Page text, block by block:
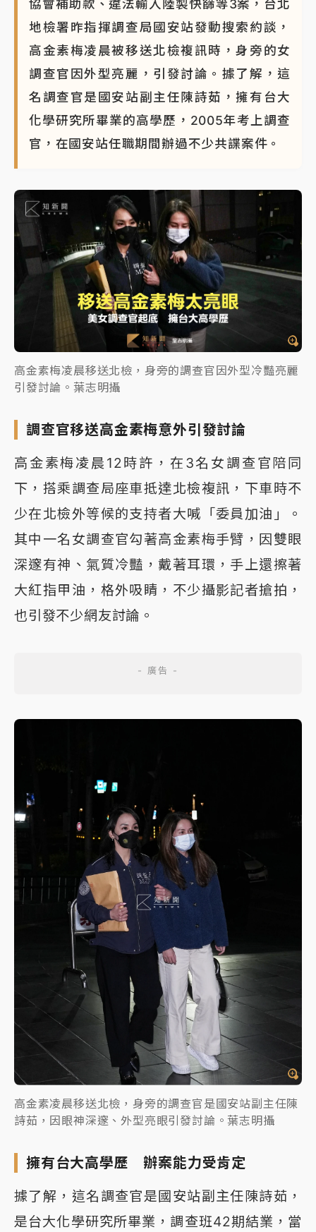
協會補助款、違法輸入陸製快篩等3案，台北
地檢署昨指揮調查局國安站發動搜索約談，
高金素梅凌晨被移送北檢複訊時，身旁的女
調查官因外型亮麗，引發討論。據了解，這
名調查官是國安站副主任陳詩茹，擁有台大
化學研究所畢業的高學歷，2005年考上調查
官，在國安站任職期間辦過不少共諜案件。
高金素梅凌晨移送北檢，身旁的調查官因外型冷豔亮麗
引發討論。葉志明攝
調查官移送高金素梅意外引發討論
高金素梅凌晨12時許，在3名女調查官陪同
下，搭乘調查局座車抵達北檢複訊，下車時不
少在北檢外等候的支持者大喊「委員加油」。
其中一名女調查官勾著高金素梅手臂，因雙眼
深邃有神、氣質冷豔，戴著耳環，手上還擦著
大紅指甲油，格外吸睛，不少攝影記者搶拍，
也引發不少網友討論。
高金素凌晨移送北檢，身旁的調查官是國安站副主任陳
詩茹，因眼神深邃、外型亮眼引發討論。葉志明攝
擁有台大高學歷 辦案能力受肯定
據了解，這名調查官是國安站副主任陳詩茹，
是台大化學研究所畢業，調查班42期結業，當